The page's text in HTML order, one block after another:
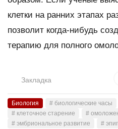
клетки на ранних этапах
позволит когда-нибудь
терапию для полного
Закладка
Биология # биологические часы
# клеточное старение
#
# эмбриональное развитие
#